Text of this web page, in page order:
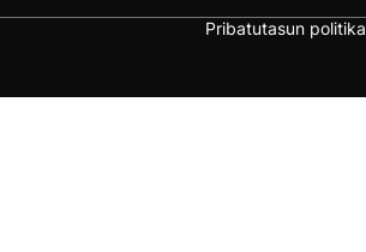
Pribatutasun politika